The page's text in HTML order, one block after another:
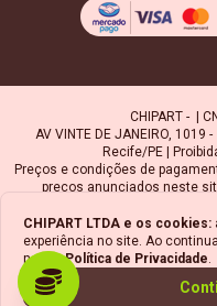
CHIPART LTDA e os cookies:
experiência no site. Ao
nossaPolítica de Privacidade.
CHIPART - |
AV VINTE DE JANEIRO,
Recife/PE |
Preços e condições de
preços anunciados neste
descritivos. As fotos contidas
produto e podem variar de
Ofertas válidas até o término